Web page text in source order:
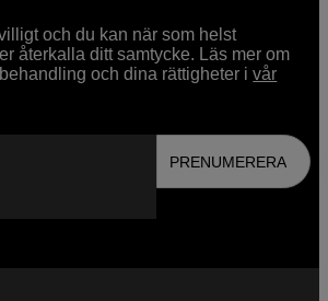
och du kan när som helst
återkalla ditt samtycke. Läs mer om
och dina rättigheter ivår
PRENUMERERA